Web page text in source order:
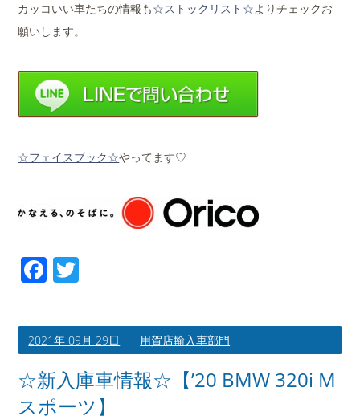
カッコいい車たちの情報も☆ストックリスト☆よりチェックお
願いします。
☆フェイスブック☆やってます♡
Facebook
2021年 09月 29日 用賀店輸入車部門
☆新入庫車情報☆【’20 BMW 320i M
スポーツ】